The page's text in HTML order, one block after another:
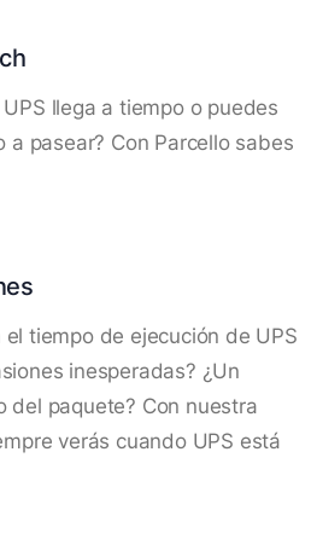
llega a tiempo o puedes
a pasear? Con Parcello sabes
el tiempo de ejecución de UPS
inesperadas? ¿Un
del paquete? Con nuestra
verás cuando UPS está